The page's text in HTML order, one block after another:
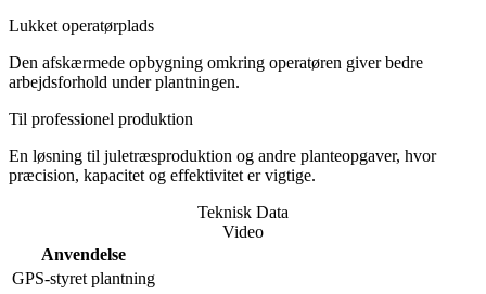
Lukket operatørplads
Den afskærmede opbygning omkring operatøren giver bedre
arbejdsforhold under plantningen.
Til professionel produktion
En løsning til juletræsproduktion og andre planteopgaver, hvor
præcision, kapacitet og effektivitet er vigtige.
Teknisk Data
Video
Anvendelse
GPS-styret plantning